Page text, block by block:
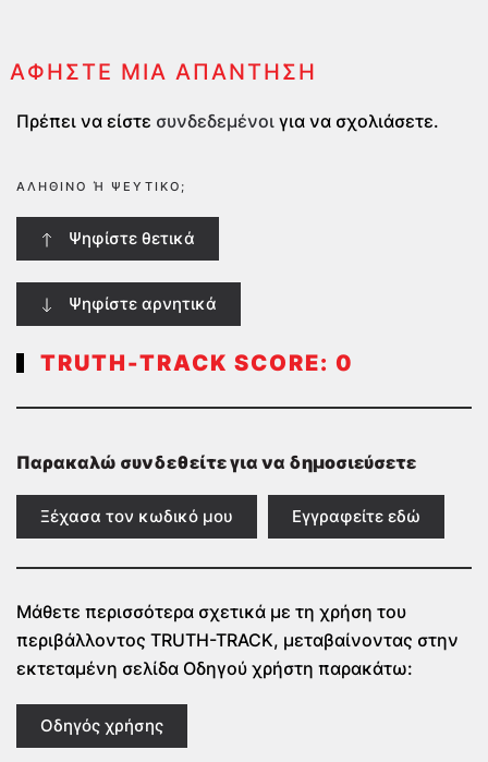
ΑΦΉΣΤΕ ΜΙΑ ΑΠΆΝΤΗΣΗ
Πρέπει να είστε συνδεδεμένοι για να σχολιάσετε.
ΑΛΗΘΙΝΌ Ή ΨΕΎΤΙΚΟ;
Ψηφίστε θετικά
Ψηφίστε αρνητικά
TRUTH-TRACK SCORE: 0
Παρακαλώ συνδεθείτε για να δημοσιεύσετε
Ξέχασα τον κωδικό μου Εγγραφείτε εδώ
Μάθετε περισσότερα σχετικά με τη χρήση του
περιβάλλοντος TRUTH-TRACK, μεταβαίνοντας στην
εκτεταμένη σελίδα Οδηγού χρήστη παρακάτω:
Οδηγός χρήσης